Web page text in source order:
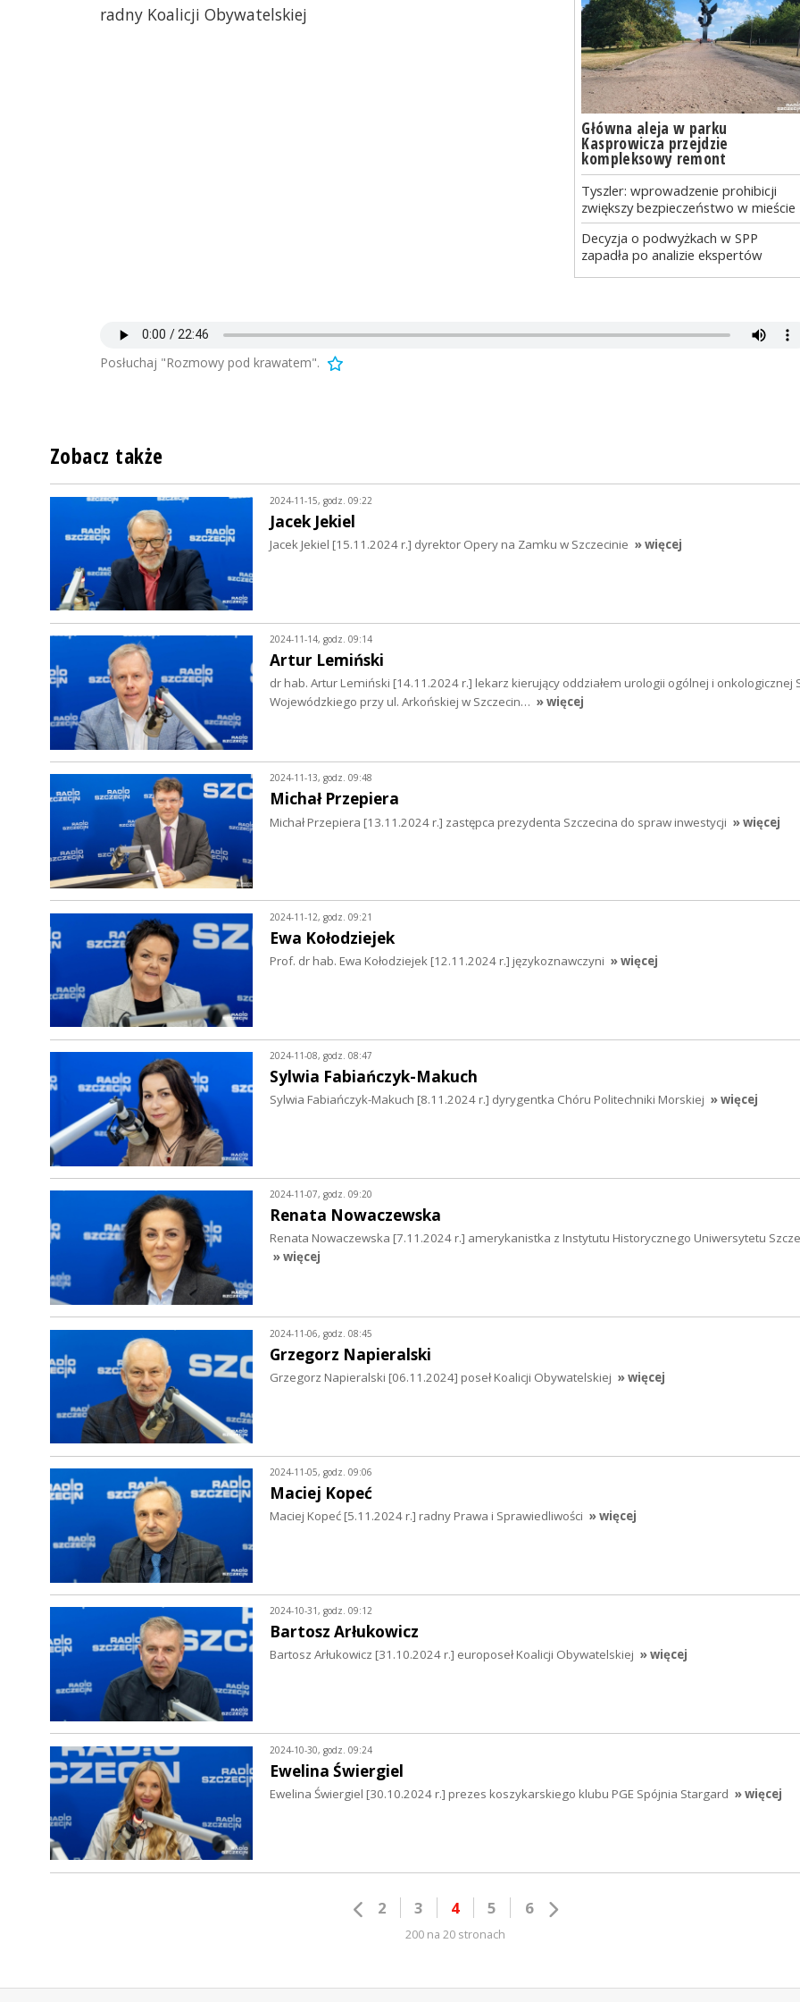
Główna aleja w parku
Kasprowicza przejdzie
kompleksowy remont
Tyszler: wprowadzenie prohibicji
zwiększy bezpieczeństwo w mieście
Decyzja o podwyżkach w SPP
zapadła po analizie ekspertów
radny Koalicji Obywatelskiej
Posłuchaj "Rozmowy pod krawatem".
Zobacz także
2024-11-15, godz. 09:22
Jacek Jekiel
Jacek Jekiel [15.11.2024 r.] dyrektor Opery na Zamku w Szczecinie » więcej
2024-11-14, godz. 09:14
Artur Lemiński
dr hab. Artur Lemiński [14.11.2024 r.] lekarz kierujący oddziałem urologii ogólnej i onkologicznej
Wojewódzkiego przy ul. Arkońskiej w Szczecin… » więcej
2024-11-13, godz. 09:48
Michał Przepiera
Michał Przepiera [13.11.2024 r.] zastępca prezydenta Szczecina do spraw inwestycji » więcej
2024-11-12, godz. 09:21
Ewa Kołodziejek
Prof. dr hab. Ewa Kołodziejek [12.11.2024 r.] językoznawczyni » więcej
2024-11-08, godz. 08:47
Sylwia Fabiańczyk-Makuch
Sylwia Fabiańczyk-Makuch [8.11.2024 r.] dyrygentka Chóru Politechniki Morskiej » więcej
2024-11-07, godz. 09:20
Renata Nowaczewska
Renata Nowaczewska [7.11.2024 r.] amerykanistka z Instytutu Historycznego Uniwersytetu
» więcej
2024-11-06, godz. 08:45
Grzegorz Napieralski
Grzegorz Napieralski [06.11.2024] poseł Koalicji Obywatelskiej » więcej
2024-11-05, godz. 09:06
Maciej Kopeć
Maciej Kopeć [5.11.2024 r.] radny Prawa i Sprawiedliwości » więcej
2024-10-31, godz. 09:12
Bartosz Arłukowicz
Bartosz Arłukowicz [31.10.2024 r.] europoseł Koalicji Obywatelskiej » więcej
2024-10-30, godz. 09:24
Ewelina Świergiel
Ewelina Świergiel [30.10.2024 r.] prezes koszykarskiego klubu PGE Spójnia Stargard » więcej
2 3 4 5 6
200 na 20 stronach